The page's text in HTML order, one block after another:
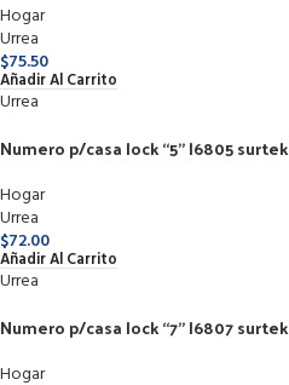
Hogar
Urrea
$75.50
Añadir Al Carrito
Urrea
Numero p/casa lock “5” l6805 surtek
Hogar
Urrea
$72.00
Añadir Al Carrito
Urrea
Numero p/casa lock “7” l6807 surtek
Hogar